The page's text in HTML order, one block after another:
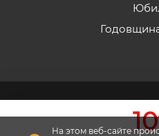
На этом веб-сайте
2026 © «Эдельвейс» -
цветов в